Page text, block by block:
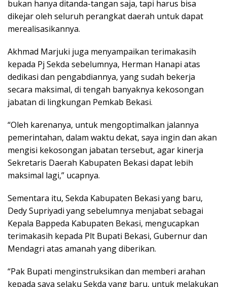
bukan hanya ditanda-tangan saja, tapi harus bisa
dikejar oleh seluruh perangkat daerah untuk dapat
merealisasikannya.
Akhmad Marjuki juga menyampaikan terimakasih
kepada Pj Sekda sebelumnya, Herman Hanapi atas
dedikasi dan pengabdiannya, yang sudah bekerja
secara maksimal, di tengah banyaknya kekosongan
jabatan di lingkungan Pemkab Bekasi.
“Oleh karenanya, untuk mengoptimalkan jalannya
pemerintahan, dalam waktu dekat, saya ingin dan akan
mengisi kekosongan jabatan tersebut, agar kinerja
Sekretaris Daerah Kabupaten Bekasi dapat lebih
maksimal lagi,” ucapnya.
Sementara itu, Sekda Kabupaten Bekasi yang baru,
Dedy Supriyadi yang sebelumnya menjabat sebagai
Kepala Bappeda Kabupaten Bekasi, mengucapkan
terimakasih kepada Plt Bupati Bekasi, Gubernur dan
Mendagri atas amanah yang diberikan.
“Pak Bupati menginstruksikan dan memberi arahan
kepada saya selaku Sekda yang baru, untuk melakukan